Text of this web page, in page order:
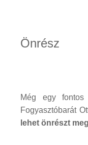
Önrész
Még egy
Fogyasztóbarát
lehet önrészt